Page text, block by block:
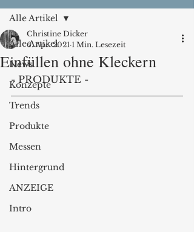
Alle Artikel
News
Konzepte
Trends
Produkte
Messen
Hintergrund
ANZEIGE
Intro
Alle Artikel
Einfüllen ohne Kleckern
Christine Dicker
6. Apr. 2021 1 Min. Lesezeit
- PRODUKTE -